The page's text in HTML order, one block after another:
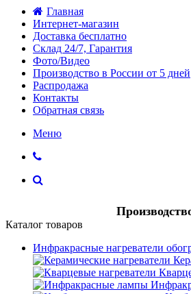
Главная
Интернет-магазин
Доставка бесплатно
Склад 24/7, Гарантия
Фото/Видео
Производство в России от 5 дней
Распродажа
Контакты
Обратная связь
Меню
Каталог товаров
Инфракрасные нагреватели